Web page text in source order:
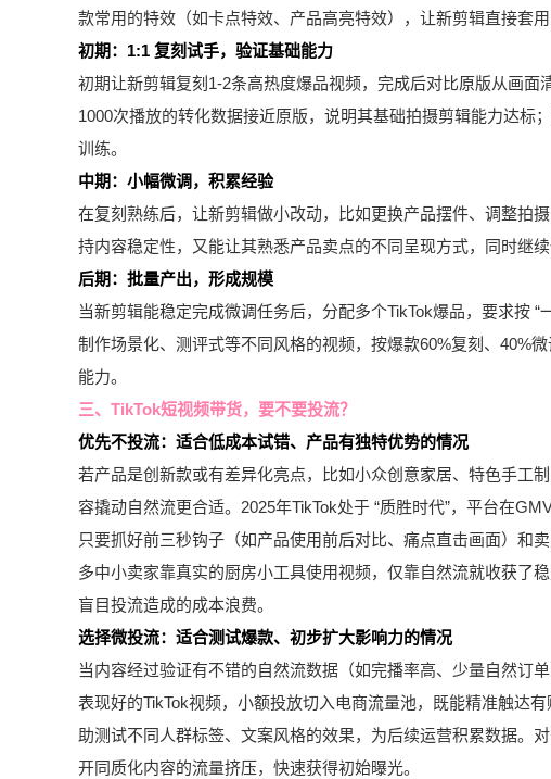
款常用的特效（如卡点特效、产品高亮特效），让新剪辑直接套用
初期：1:1 复刻试手，验证基础能力
初期让新剪辑复刻1-2条高热度爆品视频，完成后对比原版从画面
1000次播放的转化数据接近原版，说明其基础拍摄剪辑能力达
训练。
中期：小幅微调，积累经验
在复刻熟练后，让新剪辑做小改动，比如更换产品摆件、调整拍
持内容稳定性，又能让其熟悉产品卖点的不同呈现方式，同时继续
后期：批量产出，形成规模
当新剪辑能稳定完成微调任务后，分配多个TikTok爆品，要求按
制作场景化、测评式等不同风格的视频，按爆款60%复刻、40%
能力。
三、TikTok短视频带货，要不要投流？
优先不投流：适合低成本试错、产品有独特优势的情况
若产品是创新款或有差异化亮点，比如小众创意家居、特色手工
容撬动自然流更合适。2025年TikTok处于 “质胜时代”，平台在
只要抓好前三秒钩子（如产品使用前后对比、痛点直击画面）和
多中小卖家靠真实的厨房小工具使用视频，仅靠自然流就收获了
盲目投流造成的成本浪费。
选择微投流：适合测试爆款、初步扩大影响力的情况
当内容经过验证有不错的自然流数据（如完播率高、少量自然订
表现好的TikTok视频，小额投放切入电商流量池，既能精准触达
助测试不同人群标签、文案风格的效果，为后续运营积累数据。
开同质化内容的流量挤压，快速获得初始曝光。